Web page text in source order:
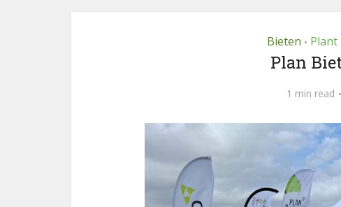
Bieten • Plant
Plan
1 min read